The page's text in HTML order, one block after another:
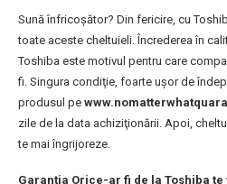
Sună înfricoşător? Din fericire, cu
toate aceste cheltuieli. Încrederea în
Toshiba este motivul pentru care
fi. Singura condiţie, foarte uşor de
produsul pe
zile de la data achiziţionării. Apoi,
te mai îngrijoreze.
Garanţia Orice-ar fi de la Toshiba te